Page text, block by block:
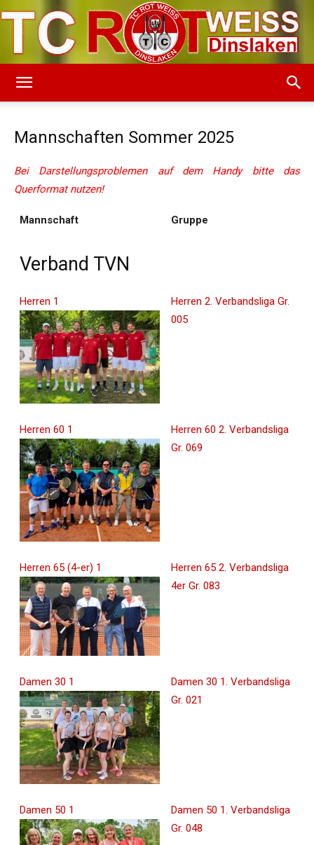
Weiss
Mannschaften Sommer 2025
Bei Darstellungsproblemen auf dem Handy bitte das
Querformat nutzen!
Mannschaft Gruppe
Verband TVN
Herren 1
Herren 2. Verbandsliga Gr.
005
Herren 60 1
Herren 60 2. Verbandsliga
Gr. 069
Herren 65 (4-er) 1
Herren 65 2. Verbandsliga
4er Gr. 083
Damen 30 1
Damen 30 1. Verbandsliga
Gr. 021
Damen 50 1
Damen 50 1. Verbandsliga
Gr. 048